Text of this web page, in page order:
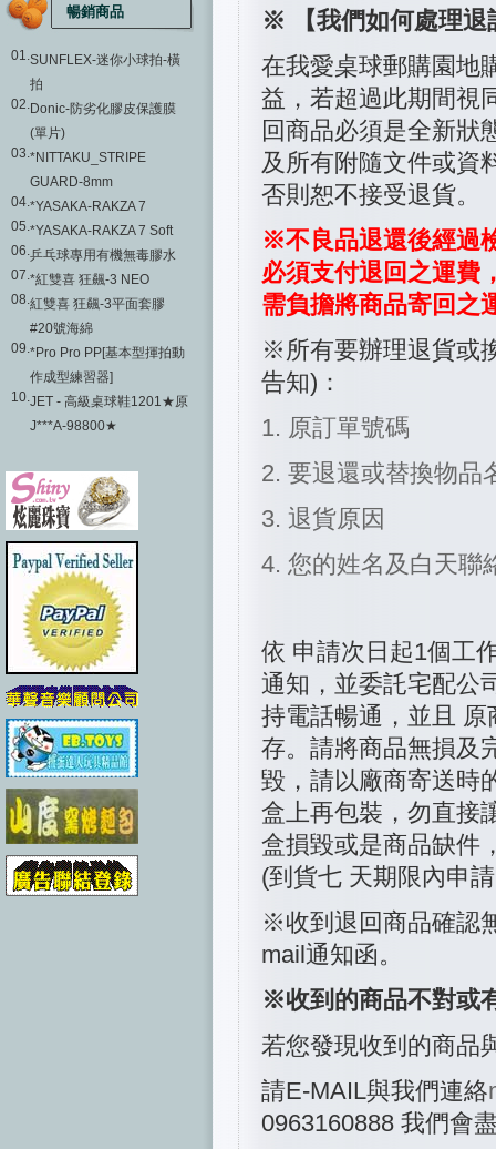
暢銷商品
01.SUNFLEX-迷你小球拍-橫
拍
02.Donic-防劣化膠皮保護膜
(單片)
03.*NITTAKU_STRIPE
GUARD-8mm
04.*YASAKA-RAKZA 7
05.*YASAKA-RAKZA 7 Soft
06.乒乓球專用有機無毒膠水
07.*紅雙喜 狂飆-3 NEO
08.紅雙喜 狂飆-3平面套膠
#20號海綿
09.*Pro Pro PP[基本型揮拍動
作成型練習器]
10.JET - 高級桌球鞋1201★原
J***A-98800★
※ 【我們如何處理退
在我愛桌球郵購園地
益，若超過此期間視
回商品必須是全新狀
及所有附隨文件或資
否則恕不接受退貨。
※不良品退還後經過
必須支付退回之運費
需負擔將商品寄回之
※所有要辦理退貨或
告知)：
1. 原訂單號碼
2. 要退還或替換物品
3. 退貨原因
4. 您的姓名及白天聯
依 申請次日起1個工
通知，並委託宅配公
持電話暢通，並且
存。請將商品無損及
毀，請以廠商寄送時
盒上再包裝，勿直接
盒損毀或是商品缺件
(到貨七 天期限內申
※收到退回商品確認
mail通知函。
※收到的商品不對或
若您發現收到的商品
請E-MAIL與我們連絡
0963160888 我們會